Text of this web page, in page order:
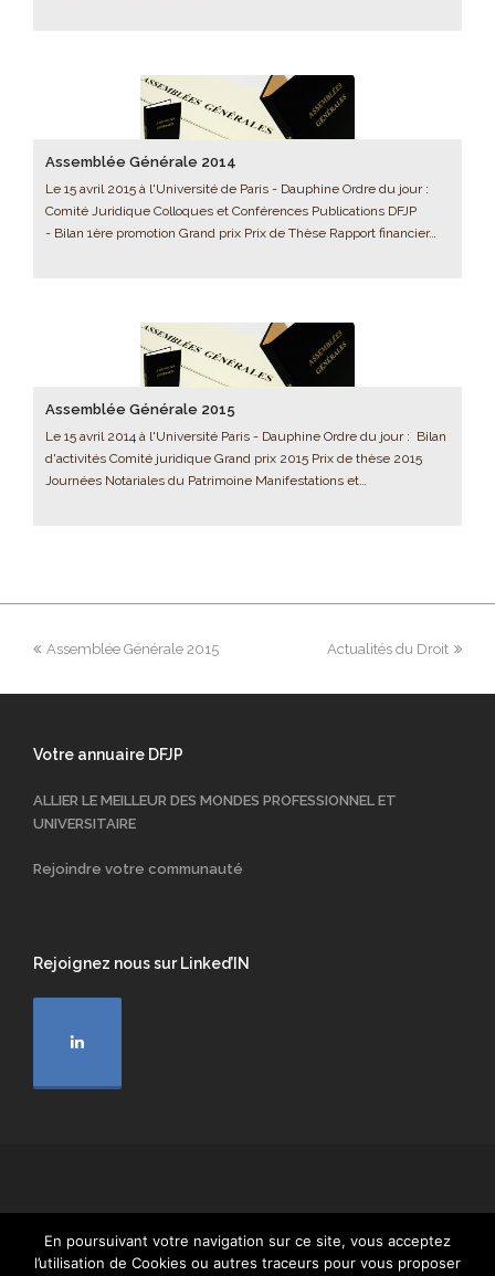
Assemblée Générale 2014
Le 15 avril 2015 à l'Université de Paris - Dauphine Ordre du jour :
Comité Juridique Colloques et Conférences Publications DFJP
- Bilan 1ère promotion Grand prix Prix de Thèse Rapport financier…
Assemblée Générale 2015
Le 15 avril 2014 à l'Université Paris - Dauphine Ordre du jour : Bilan
d'activités Comité juridique Grand prix 2015 Prix de thèse 2015
Journées Notariales du Patrimoine Manifestations et…
Assemblée Générale 2015 Actualités du Droit
Votre annuaire DFJP
ALLIER LE MEILLEUR DES MONDES PROFESSIONNEL ET
UNIVERSITAIRE
Rejoindre votre communauté
Rejoignez nous sur Linked’IN
Conditions générales d’utilisation
Mentions légales
Politique de confidentialité
Politique RGPD
En poursuivant votre navigation sur ce site, vous acceptez
l’utilisation de Cookies ou autres traceurs pour vous proposer